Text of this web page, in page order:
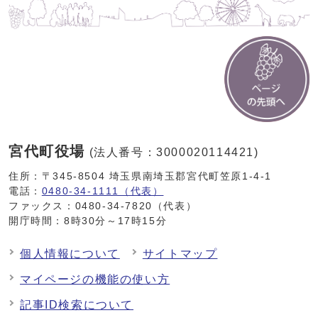
宮代町役場 (法人番号：3000020114421)
住所：〒345-8504 埼玉県南埼玉郡宮代町笠原1-4-1
電話： 0480-34-1111（代表）
ファックス：0480-34-7820（代表）
開庁時間：8時30分～17時15分
個人情報について サイトマップ
マイページの機能の使い方
記事ID検索について